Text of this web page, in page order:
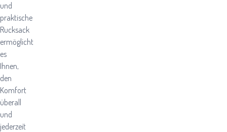
und
praktische
Rucksack
ermöglicht
es
Ihnen,
den
Komfort
überall
und
jederzeit